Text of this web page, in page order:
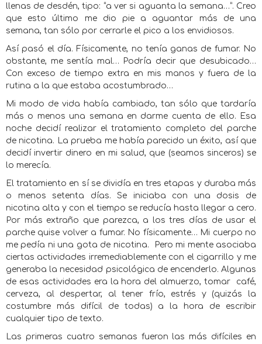
llenas de desdén, tipo: “a ver si aguanta la semana…”. Creo
que esto último me dio pie a aguantar más de una
semana, tan sólo por cerrarle el pico a los envidiosos.
Así pasó el día. Físicamente, no tenía ganas de fumar. No
obstante, me sentía mal… Podría decir que desubicado…
Con exceso de tiempo extra en mis manos y fuera de la
rutina a la que estaba acostumbrado…
Mi modo de vida había cambiado, tan sólo que tardaría
más o menos una semana en darme cuenta de ello. Esa
noche decidí realizar el tratamiento completo del parche
de nicotina. La prueba me había parecido un éxito, así que
decidí invertir dinero en mi salud, que (seamos sinceros) se
lo merecía.
El tratamiento en sí se dividía en tres etapas y duraba más
o menos setenta días. Se iniciaba con una dosis de
nicotina alta y con el tiempo se reducía hasta llegar a cero.
Por más extraño que parezca, a los tres días de usar el
parche quise volver a fumar. No físicamente… Mi cuerpo no
me pedía ni una gota de nicotina.
Pero mi mente asociaba
ciertas actividades irremediablemente con el cigarrillo y me
generaba la necesidad psicológica de encenderlo. Algunas
de esas actividades era la hora del almuerzo, tomar
café,
cerveza, al despertar, al tener frío, estrés y (quizás la
costumbre más difícil de todas) a la hora de escribir
cualquier tipo de texto.
Las primeras cuatro semanas fueron las más difíciles en